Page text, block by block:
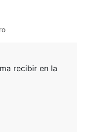
recibir en la